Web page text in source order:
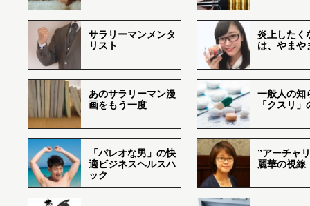
サラリーマンメンタ
リスト
炎上したく
は、やまや
あのサラリーマン漫
画をもう一度
一般人の知
「クスリ
「パレオな男」の快
適ビジネスヘルスハ
ック
”アーチャ
麗華の視線